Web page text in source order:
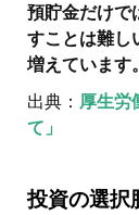
預貯金だけで
すことは難し
増えています。
出典： 厚生労
て」
投資の選択